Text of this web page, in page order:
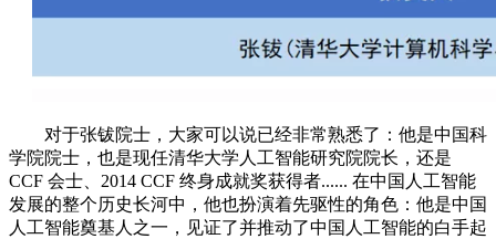
对于张钹院士，大家可以说已经非常熟悉了：他是中国科
学院院士，也是现任清华大学人工智能研究院院长，还是
CCF 会士、2014 CCF 终身成就奖获得者...... 在中国人工智能
发展的整个历史长河中，他也扮演着先驱性的角色：他是中国
人工智能奠基人之一，见证了并推动了中国人工智能的白手起